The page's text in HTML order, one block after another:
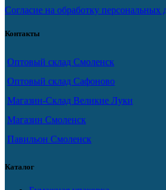
Согласие на обработку персональных
Контакты
Оптовый склад Смоленск
Оптовый склад Сафоново
Магазин-Склад Великие Луки
Магазин Смоленск
Павильон Смоленск
Каталог